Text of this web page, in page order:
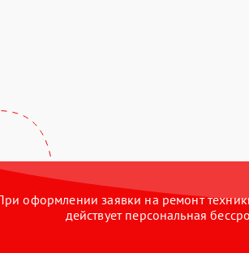
оформлении заявки на ремонт
действует персональная